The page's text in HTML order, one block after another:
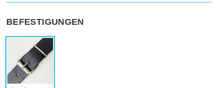
BEFESTIGUNGEN